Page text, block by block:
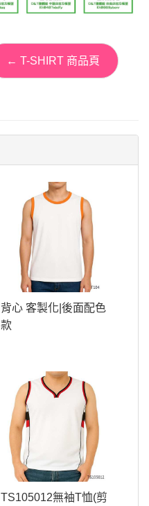
← T-SHIRT 商品頁
背心 客製化|後面配色
款
TS105012無袖T恤(剪